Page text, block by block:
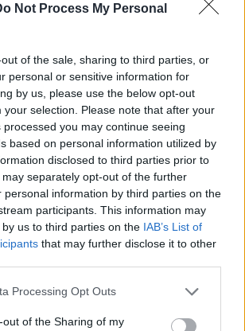
Not Process My Personal
of the sale, sharing to third parties, or
personal or sensitive information for
by us, please use the below opt-out
your selection. Please note that after your
you may continue seeing
based on personal information utilized by
disclosed to third parties prior to
separately opt-out of the further
personal information by third parties on the
participants. This information may
us to third parties on the IAB’s List of
that may further disclose it to other
website/app uses one or more Google
visit or usage behaviour. You may click to
Processing Opt Outs
out of the Sharing of my
Δημοφιλή Σχολιασμένα
στον Λυκαβηττό κοντά στο
που προτείνει η Dua Lipa